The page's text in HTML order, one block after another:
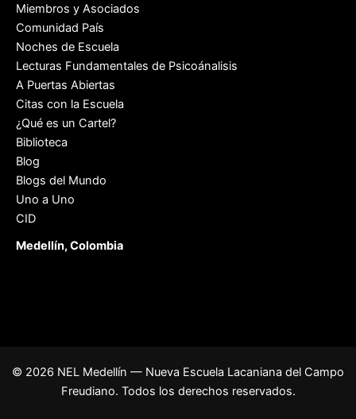
Miembros y Asociados
Comunidad País
Noches de Escuela
Lecturas Fundamentales de Psicoánalisis
A Puertas Abiertas
Citas con la Escuela
¿Qué es un Cartel?
Biblioteca
Blog
Blogs del Mundo
Uno a Uno
CID
Medellín, Colombia
© 2026 NEL Medellín — Nueva Escuela Lacaniana del Campo
Freudiano. Todos los derechos reservados.